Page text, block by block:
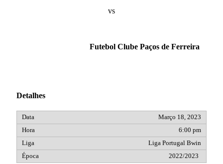
vs
Futebol Clube Paços de Ferreira
Detalhes
Março 18, 2023
6:00 pm
Liga Portugal Bwin
2022/2023